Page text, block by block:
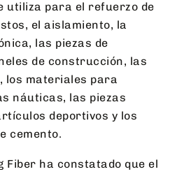
utiliza para el refuerzo de
el aislamiento, la
las piezas de
de construcción, las
los materiales para
náuticas, las piezas
deportivos y los
cemento.
Fiber ha constatado que el